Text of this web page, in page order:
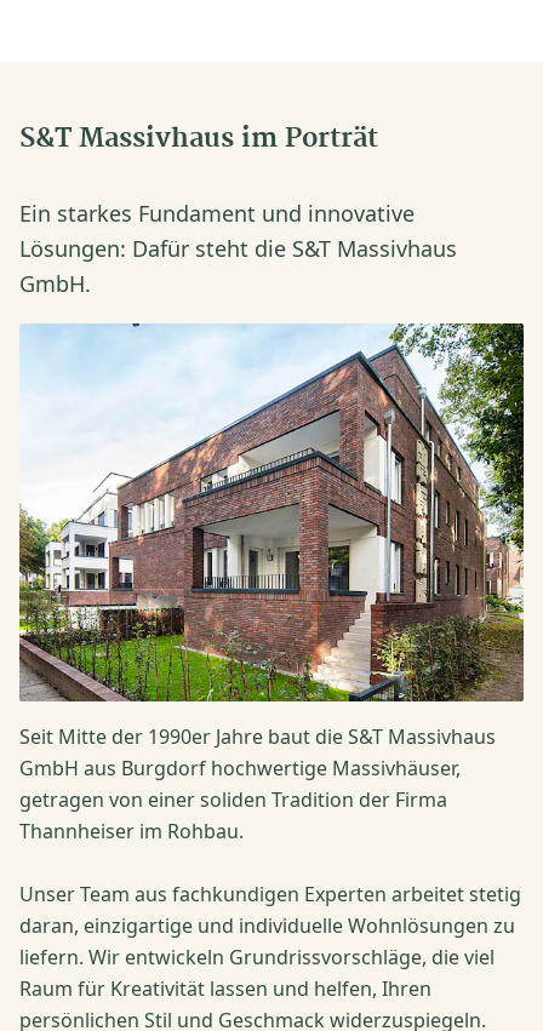
S&T Massivhaus im Porträt
Ein starkes Fundament und innovative
Lösungen: Dafür steht die S&T Massivhaus
GmbH.
Seit Mitte der 1990er Jahre baut die S&T Massivhaus
GmbH aus Burgdorf hochwertige Massivhäuser,
getragen von einer soliden Tradition der Firma
Thannheiser im Rohbau.
Unser Team aus fachkundigen Experten arbeitet stetig
daran, einzigartige und individuelle Wohnlösungen zu
liefern. Wir entwickeln Grundrissvorschläge, die viel
Raum für Kreativität lassen und helfen, Ihren
persönlichen Stil und Geschmack widerzuspiegeln.